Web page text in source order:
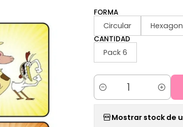
FORMA
Circular
CANTIDAD
Pack 6
Cantidad
Mostrar stock de